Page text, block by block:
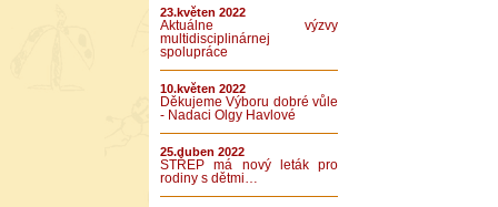
23.květen 2022
Aktuálne výzvy
multidisciplinárnej
spolupráce
10.květen 2022
Děkujeme Výboru dobré vůle
- Nadaci Olgy Havlové
25.duben 2022
STŘEP má nový leták pro
rodiny s dětmi…